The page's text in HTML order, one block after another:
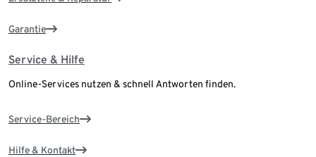
Garantie
Service & Hilfe
Online-Services nutzen & schnell Antworten finden.
Service-Bereich
Hilfe & Kontakt